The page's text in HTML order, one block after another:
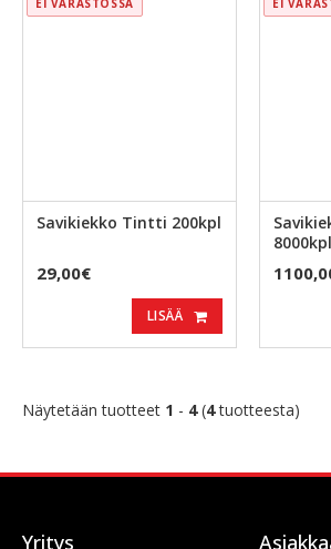
EI VARASTOSSA
Savikiekko Tintti 200kpl
29,00€
LISÄÄ
EI
8000kpl
Näytetään tuotteet 1 - 4(4tuotteesta)
Yritys